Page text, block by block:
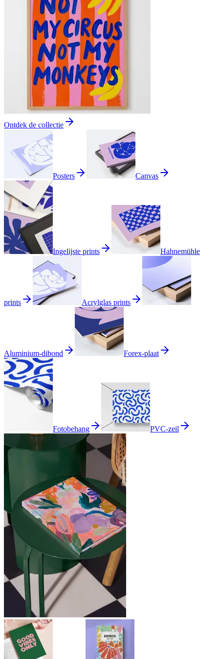
Ontdek de collectie
Posters Canvas
Ingelijste prints Hahnemühle
prints Acrylglas prints
Aluminium-dibond Forex-plaat
Fotobehang PVC-zeil